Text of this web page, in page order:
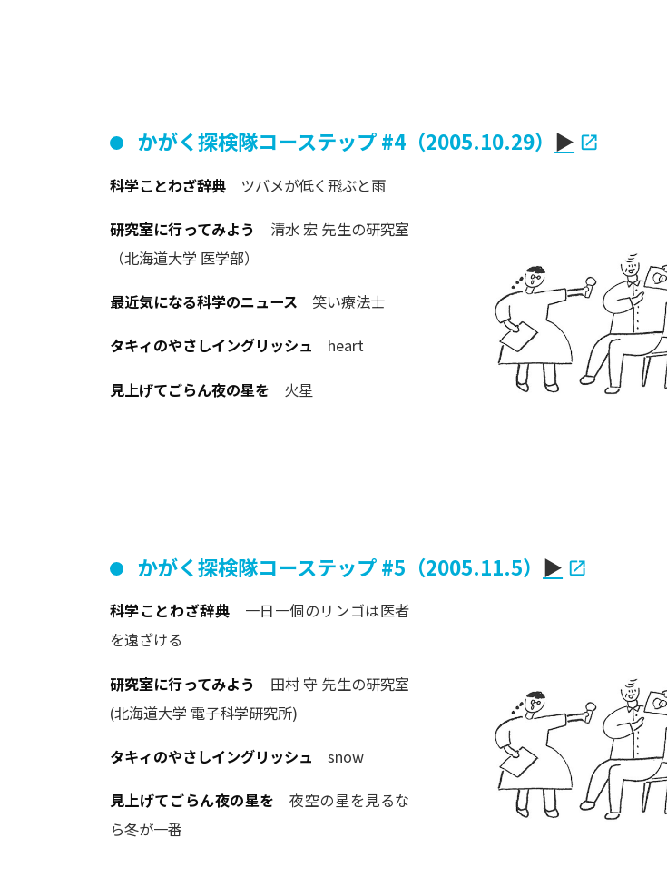
かがく探検隊コーステップ#4（2005.10.29） ▶
科学ことわざ辞典ツバメが低く飛ぶと雨
研究室に行ってみよう
清水 宏 先生の研究室
（北海道大学 医学部）
最近気になる科学のニュース 笑い療法士
タキィのやさしイングリッシュ heart
見上げてごらん夜の星を 火星
かがく探検隊コーステップ#5（2005.11.5） ▶
科学ことわざ辞典 一日一個のリンゴは医者
を遠ざける
研究室に行ってみよう
田村 守 先生の研究室
(北海道大学 電子科学研究所)
タキィのやさしイングリッシュ snow
見上げてごらん夜の星を 夜空の星を見るな
ら冬が一番